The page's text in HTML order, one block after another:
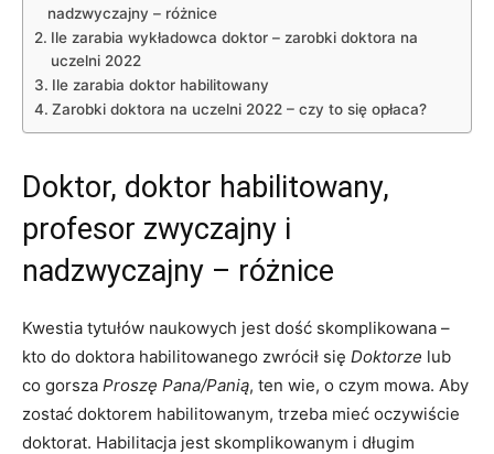
nadzwyczajny – różnice
Ile zarabia wykładowca doktor – zarobki doktora na
uczelni 2022
Ile zarabia doktor habilitowany
Zarobki doktora na uczelni 2022 – czy to się opłaca?
Doktor, doktor habilitowany,
profesor zwyczajny i
nadzwyczajny – różnice
Kwestia tytułów naukowych jest dość skomplikowana –
kto do doktora habilitowanego zwrócił się Doktorze lub
co gorsza Proszę Pana/Panią, ten wie, o czym mowa. Aby
zostać doktorem habilitowanym, trzeba mieć oczywiście
doktorat. Habilitacja jest skomplikowanym i długim